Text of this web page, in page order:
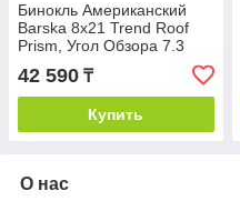
Бинокль Американский
Barska 8x21 Trend Roof
Prism, Угол Обзора 7.3
Градуса, Черный
42 590 ₸
Купить
О нас